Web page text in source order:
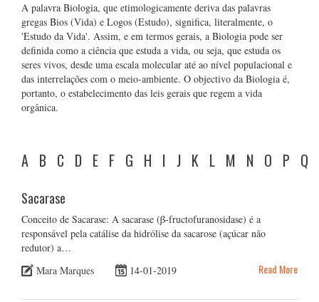
A palavra Biologia, que etimologicamente deriva das palavras
gregas Bios (Vida) e Logos (Estudo), significa, literalmente, o
'Estudo da Vida'. Assim, e em termos gerais, a Biologia pode ser
definida como a ciência que estuda a vida, ou seja, que estuda os
seres vivos, desde uma escala molecular até ao nível populacional e
das interrelações com o meio-ambiente. O objectivo da Biologia é,
portanto, o estabelecimento das leis gerais que regem a vida
orgânica.
A B C D E F G H I J K L M N O P Q
Sacarase
Conceito de Sacarase: A sacarase (β-fructofuranosidase) é a
responsável pela catálise da hidrólise da sacarose (açúcar não
redutor) a…
Mara Marques
14-01-2019 Read More